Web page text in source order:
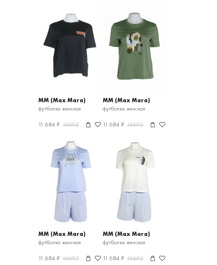
MM (Max Mara)
футболка женская
11 684 ₽ 16692
MM (Max Mara)
футболка женская
11 684 ₽ 16692
MM (Max Mara)
футболка женская
11 684 ₽ 16692
MM (Max Mara)
футболка женская
11 684 ₽ 16692